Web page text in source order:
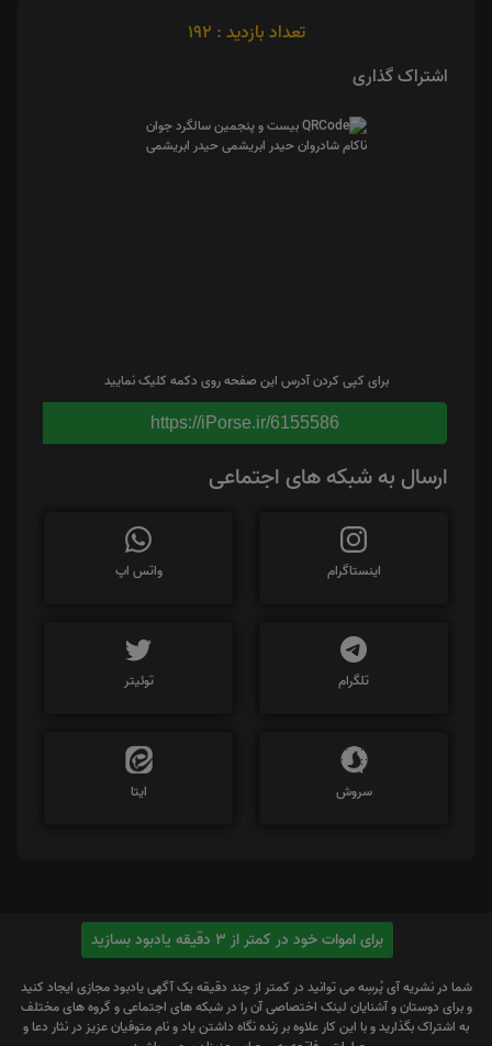
تعداد بازدید : 192
اشتراک گذاری
برای کپی کردن آدرس این صفحه روی دکمه کلیک نمایید
https://iPorse.ir/6155586
ارسال به شبکه های اجتماعی
اینستاگرام واتس اپ
تلگرام توئیتر
سروش ایتا
برای اموات خود در کمتر از 3 دقیقه یادبود بسازید
شما در نشریه آی پُرسِه می توانید در کمتر از چند دقیقه یک آگهی یادبود مجازی ایجاد کنید
و برای دوستان و آشنایان لینک اختصاصی آن را در شبکه های اجتماعی و گروه های مختلف
به اشتراک بگذارید و با این کار علاوه بر زنده نگاه داشتن یاد و نام متوفیان عزیز در نثار دعا و